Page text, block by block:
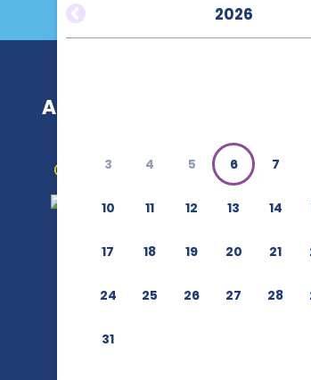
2026
3 4 5 6 7
10 11 12 13 14
17 18 19 20 21
24 25 26 27 28
31
Aéroport Nice Côte d'Azur
Obtenir un itinéraire